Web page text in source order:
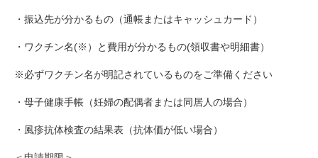
・振込先が分かるもの（通帳またはキャッシュカード）
・ワクチン名(※）と費用が分かるもの(領収書や明細書）
※必ずワクチン名が明記されているものをご準備ください
・母子健康手帳（妊婦の配偶者または同居人の場合）
・風疹抗体検査の結果表（抗体価が低い場合）